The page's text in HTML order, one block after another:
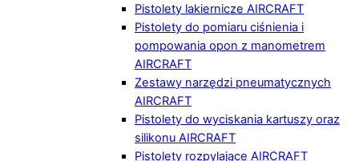
Pistolety lakiernicze AIRCRAFT
Pistolety do pomiaru ciśnienia i
pompowania opon z manometrem
AIRCRAFT
Zestawy narzędzi pneumatycznych
AIRCRAFT
Pistolety do wyciskania kartuszy oraz
silikonu AIRCRAFT
Pistolety rozpylające AIRCRAFT